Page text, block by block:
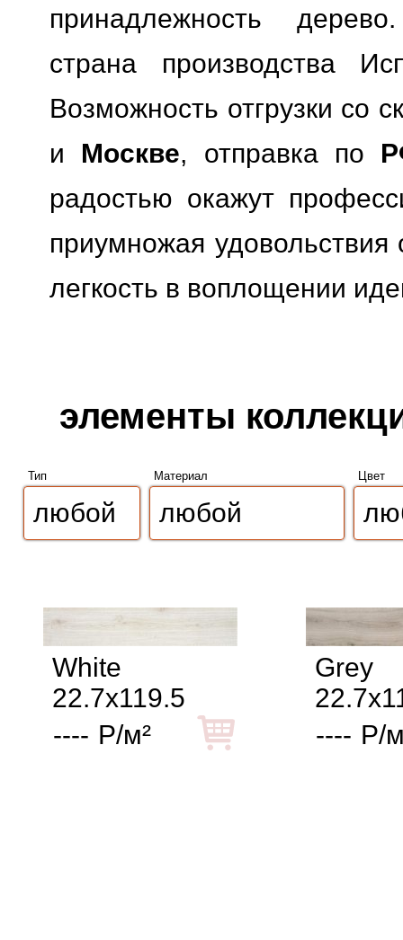
принадлежность
страна производства
Возможность отгрузки со
и Москве, отправка по
радостью окажут
приумножая
легкость в воплощении
элементы
Тип Материал Цвет
White
22.7x119.5
---- Р/м²
Grey
---- Р/